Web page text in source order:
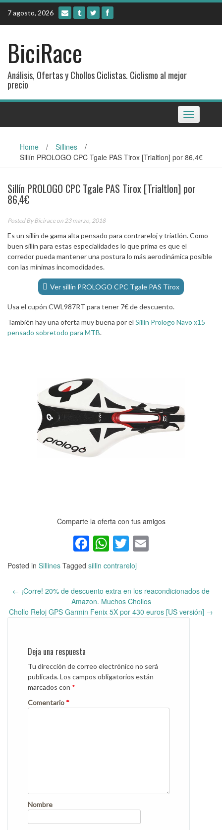
Skip
content
7 agosto, 2026
BiciRace
Análisis, Ofertas y Chollos Ciclistas. Ciclismo al mejor
precio
Toggle
navigation
Home / Sillines
/
Sillín PROLOGO CPC Tgale PAS Tirox [Trialtlon] por 86,4€
Sillín PROLOGO CPC Tgale PAS Tirox [Trialtlon] por
86,4€
Posted ByBiciraceon 23 marzo, 2018
Es un sillín de gama alta pensado para contrareloj y triatlón. Como
buen sillín para estas especialidades lo que prima es que el
corredor pueda mantener una postura lo más aerodinámica posible
con las mínimas incomodidades.
Ver sillín PROLOGO CPC Tgale PAS Tirox
Usa el cupón CWL987RT para tener 7€ de descuento.
También hay una oferta muy buena por el Sillín Prologo Navo x15
pensado sobretodo para MTB.
Comparte la oferta con tus amigos
Facebook
WhatsApp
Twitter
Posted in Sillines Tagged sillin contrareloj
navigation
← ¡Corre! 20% de descuento extra en los reacondicionados de
Amazon. Muchos Chollos
Chollo Reloj GPS Garmin Fenix 5X por 430 euros [US versión] →
Deja una respuesta
Tu dirección de correo electrónico no será
publicada.Los campos obligatorios están
marcados con *
Comentario *
Nombre